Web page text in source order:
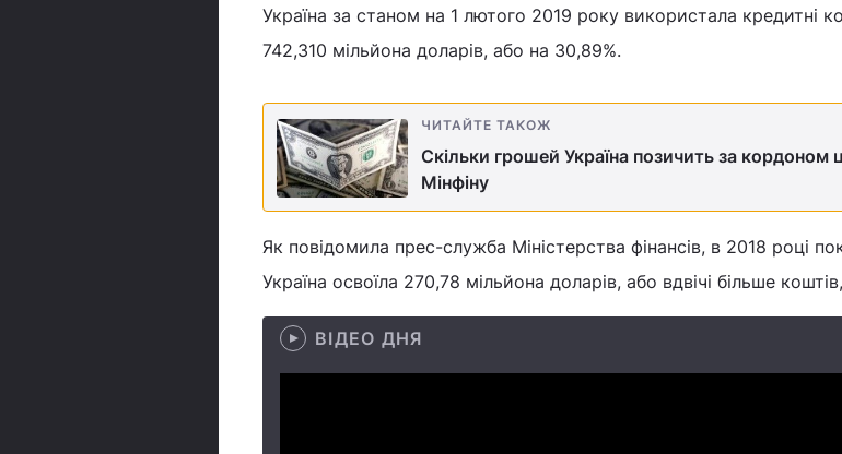
Україна за станом на 1 лютого 2019 року використала кредитні
742,310 мільйона доларів, або на 30,89%.
ЧИТАЙТЕ ТАКОЖ
Скільки грошей Україна позичить за кордоном
Мінфіну
Як повідомила прес-служба Міністерства фінансів, в 2018 році
Україна освоїла 270,78 мільйона доларів, або вдвічі більше
ВІДЕО ДНЯ